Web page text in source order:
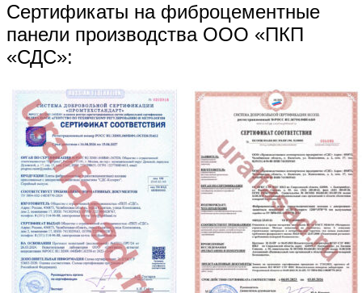
Сертификаты на фиброцементные
панели производства ООО «ПКП
«СДС»: